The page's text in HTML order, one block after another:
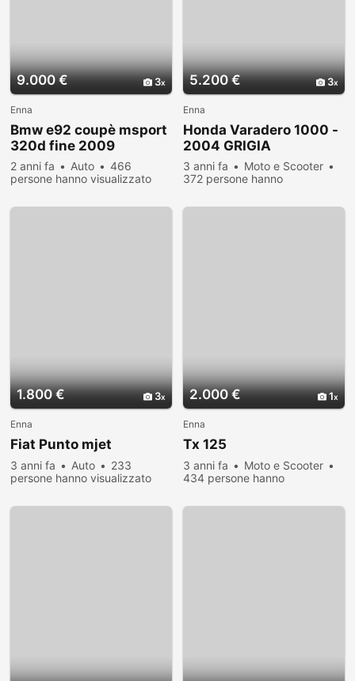
9.000 € 3
Enna
Bmw e92 coupè msport
320d fine 2009
2 anni fa Auto
466
persone hanno visualizzato
5.200 € 3
Enna
Honda Varadero 1000 -
2004 GRIGIA
3 anni fa
Moto e Scooter
372 persone hanno
1.800 € 3
Enna
Fiat Punto mjet
3 anni fa Auto
233
persone hanno visualizzato
2.000 € 1
Enna
Tx 125
3 anni fa
Moto e Scooter
434 persone hanno